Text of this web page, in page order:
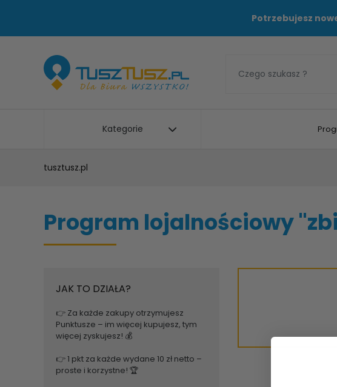
Potrzebujesz
Kategorie
tusztusz.pl
Program lojalnościowy
JAK TO DZIAŁA?
👉 Za każde zakupy otrzymujesz
Punktusze – im więcej kupujesz, tym
więcej zyskujesz! 💰
👉 1 pkt za każde wydane 10 zł netto –
proste i korzystne! 🏆